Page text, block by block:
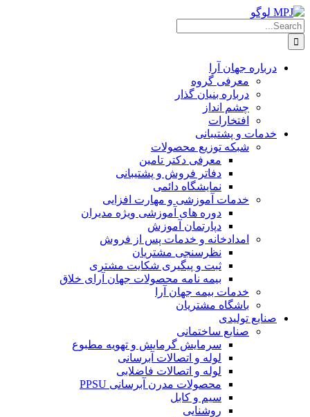
درباره جهان آرا
معرفی گروه
درباره بنیان گذار
چشم انداز
افتخارات
خدمات و پشتیبانی
شبکه توزیع محصولات
معرفی دکتر تامین
دفاتر فروش و پشتیبانی
نمایشگاه دائمی
خدمات آموزشی و مهارت افزایی
دوره های آموزشی ویژه مدیران
دپارتمان آموزش
امدادخانه و خدمات پس از فروش
نظرسنجی مشتریان
ثبت و پیگیری شکایت مشتری
بیمه نامه محصولات جهان آرای خلاق
خدمات بیمه جهان آرا
باشگاه مشتریان
صنایع تولیدی
صنایع ساختمانی
سرمایش گرمایش و تهویه مطبوع
لوله و اتصالات آبرسانی
لوله و اتصالات فاضلابی
محصولات مدرن آبرسانی PPSU
سیم و کابل
روشنایی